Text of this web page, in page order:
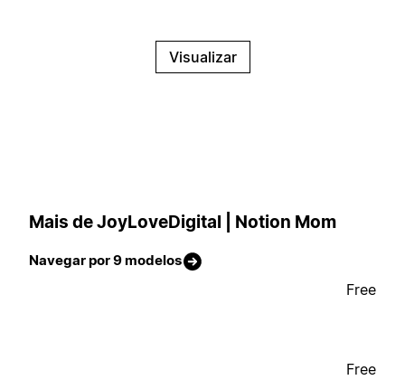
Visualizar
Mais de JoyLoveDigital | Notion Mom
Navegar por 9 modelos
Free
Free